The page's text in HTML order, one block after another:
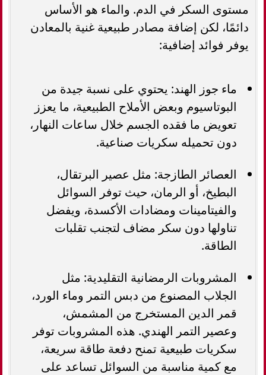
مستوى السكر في الدم. والماء هو الأساس
دائمًا، لكن إضافة مصادر طبيعية غنية بالمعادن
يوفر فوائد إضافية:
ماء جوز الهند: يحتوي على نسبة جيدة من
البوتاسيوم وبعض الأملاح الطبيعية، ما يعزز
تعويض ما فقده الجسم خلال ساعات النهار،
دون تحميله سكريات صناعية.
العصائر الطازجة: مثل عصير البرتقال،
البطيخ، أو الرمان، حيث توفر السوائل
والفيتامينات ومضادات الأكسدة، ويفضل
تناولها دون سكر مضاف لتجنب تقلبات
الطاقة.
المشروبات الرمضانية التقليدية: مثل
الجلاب المصنوع من دبس التمر وماء الورد،
قمر الدين المستخرج من المشمش،
وعصير التمر الهندي. هذه المشروبات توفر
سكريات طبيعية تمنح دفعة طاقة سريعة،
مع كمية مناسبة من السوائل تساعد على